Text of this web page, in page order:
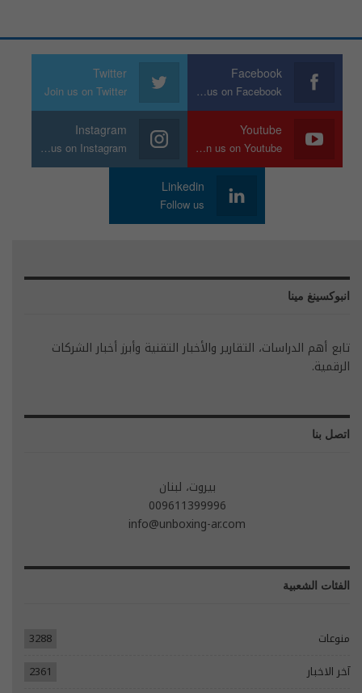
Facebook
Join us on Facebook
Twitter
Join us on Twitter
Youtube
Join us on Youtube
Instagram
Join us on Instagram
Linkedin
Follow us
انبوكسينغ مينا
تابع أهم الدراسات، التقارير والأخبار التقنية وأبرز أخبار الشركات
الرقمية.
اتصل بنا
بيروت، لبنان
009611399996
info@unboxing-ar.com
الفئات الشعبية
منوعات
3288
آخر الاخبار
2361